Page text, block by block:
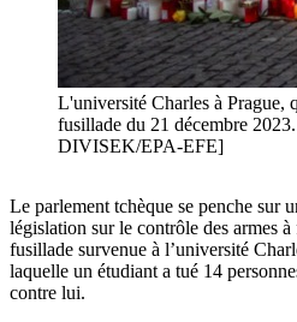
L'université Charles à Prague,
fusillade du 21 décembre
DIVISEK/EPA-EFE]
Le parlement tchèque se penche sur
législation sur le contrôle des armes
fusillade survenue à l’université
laquelle un étudiant a tué 14
contre lui.